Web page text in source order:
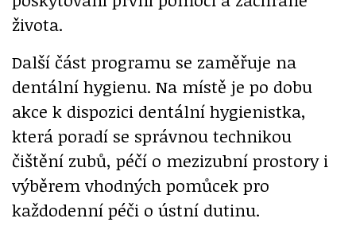
života.
Další část programu se zaměřuje na
dentální hygienu. Na místě je po dobu
akce k dispozici dentální hygienistka,
která poradí se správnou technikou
čištění zubů, péčí o mezizubní prostory i
výběrem vhodných pomůcek pro
každodenní péči o ústní dutinu.